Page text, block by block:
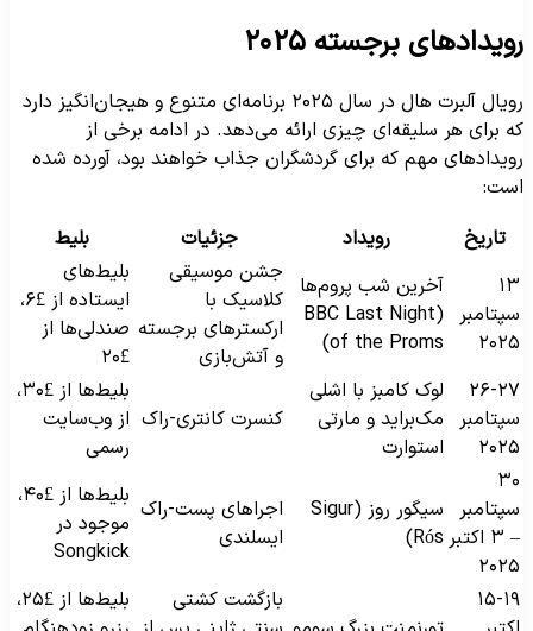
برجسته ۲۰۲۵
رویال آلبرت هال در سال ۲۰۲۵ برنامه‌ای متنوع و هیجان‌انگیز دارد
برای هر سلیقه‌ای چیزی ارائه می‌دهد. در ادامه برخی از
مهم که برای گردشگران جذاب خواهند بود، آورده شده
تاریخ
رویداد جزئیات
بلیط
۱۳
سپتامبر
۲۰۲۵
آخرین شب پروم‌ها
(BBC Last Night
of the Proms)
جشن موسیقی
کلاسیک با
ارکسترهای برجسته
و آتش‌بازی
بلیط‌های
ایستاده از £۶،
صندلی‌ها از
۲۶-۲۷
سپتامبر
۲۰۲۵
لوک کامبز با اشلی
مک‌براید و مارتی
استوارت
کنسرت کانتری-راک
بلیط‌ها از £۳۰،
از وب‌سایت
رسمی
۳۰
سپتامبر
– ۳ اکتبر
۲۰۲۵
سیگور روز (Sigur
Rós)
اجراهای پست-راک
ایسلندی
بلیط‌ها از £۴۰،
موجود در
Songkick
۱۵-۱۹
بازگشت کشتی
بلیط‌ها از £۲۵،